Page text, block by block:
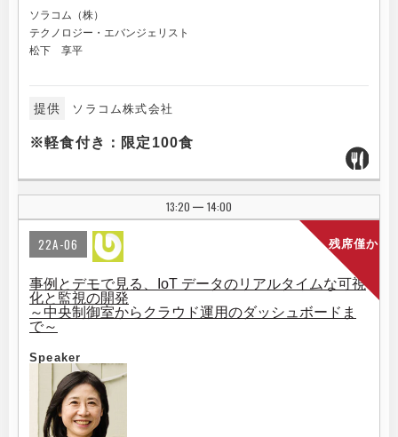
ソラコム（株）
テクノロジー・エバンジェリスト
松下 享平
提供 ソラコム株式会社
※軽食付き：限定100食
13:20 | 14:00
残席僅か
22A-06
事例とデモで見る、IoT データのリアルタイムな可視
化と監視の開発
～中央制御室からクラウド運用のダッシュボードま
で～
Speaker